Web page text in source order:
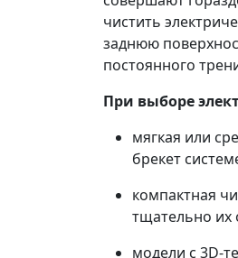
чистить
заднюю
постоянного
При выборе
мягкая или
брекет
компактная
тщательно их
модели с 3D-